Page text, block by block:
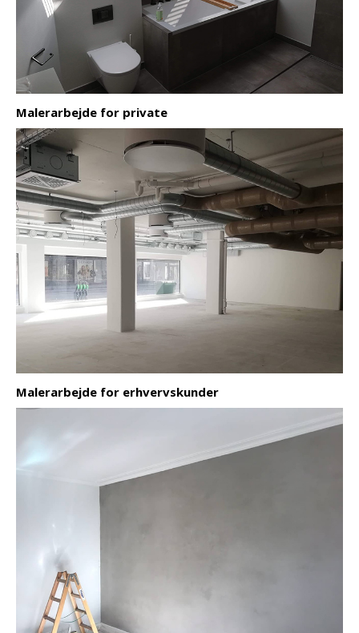
Malerarbejde for private
Malerarbejde for erhvervskunder